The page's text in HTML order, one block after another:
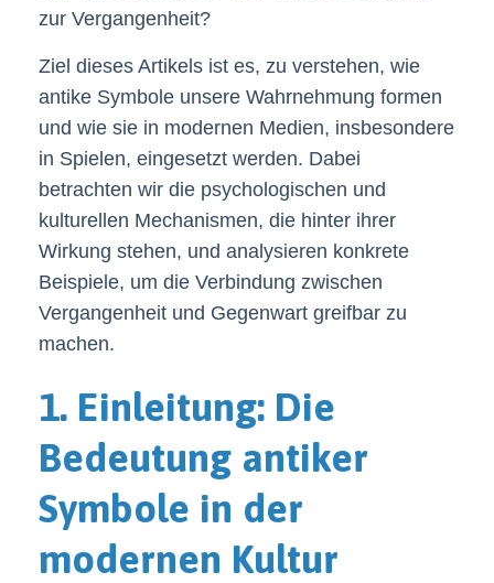
zur Vergangenheit?
Ziel dieses Artikels ist es, zu verstehen, wie
antike Symbole unsere Wahrnehmung formen
und wie sie in modernen Medien, insbesondere
in Spielen, eingesetzt werden. Dabei
betrachten wir die psychologischen und
kulturellen Mechanismen, die hinter ihrer
Wirkung stehen, und analysieren konkrete
Beispiele, um die Verbindung zwischen
Vergangenheit und Gegenwart greifbar zu
machen.
1. Einleitung: Die
Bedeutung antiker
Symbole in der
modernen Kultur